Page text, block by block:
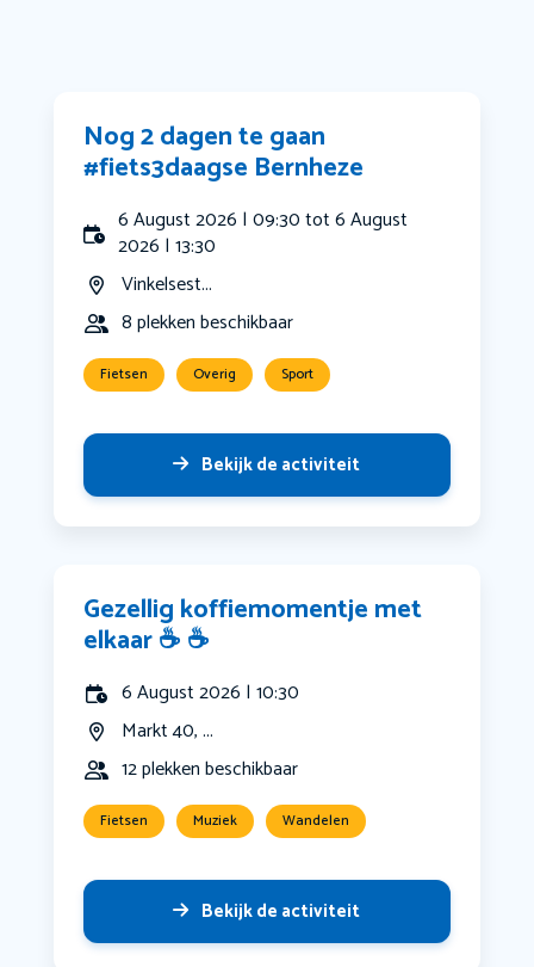
Nog 2 dagen te gaan
#fiets3daagse Bernheze
6 August 2026 | 09:30 tot 6 August
2026 | 13:30
Vinkelsest...
8 plekken beschikbaar
Fietsen Overig Sport
Bekijk de activiteit
Gezellig koffiemomentje met
elkaar ☕️ ☕️
6 August 2026 | 10:30
Markt 40, ...
12 plekken beschikbaar
Fietsen Muziek Wandelen
Bekijk de activiteit